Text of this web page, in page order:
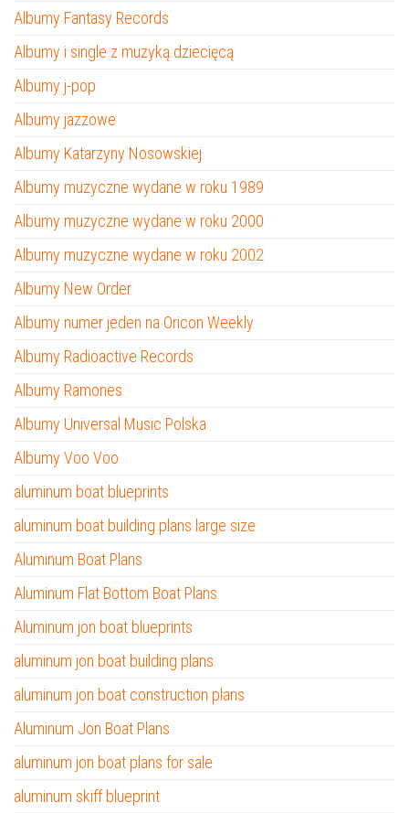
Albumy Fantasy Records
Albumy i single z muzyką dziecięcą
Albumy j-pop
Albumy jazzowe
Albumy Katarzyny Nosowskiej
Albumy muzyczne wydane w roku 1989
Albumy muzyczne wydane w roku 2000
Albumy muzyczne wydane w roku 2002
Albumy New Order
Albumy numer jeden na Oricon Weekly
Albumy Radioactive Records
Albumy Ramones
Albumy Universal Music Polska
Albumy Voo Voo
aluminum boat blueprints
aluminum boat building plans large size
Aluminum Boat Plans
Aluminum Flat Bottom Boat Plans
Aluminum jon boat blueprints
aluminum jon boat building plans
aluminum jon boat construction plans
Aluminum Jon Boat Plans
aluminum jon boat plans for sale
aluminum skiff blueprint